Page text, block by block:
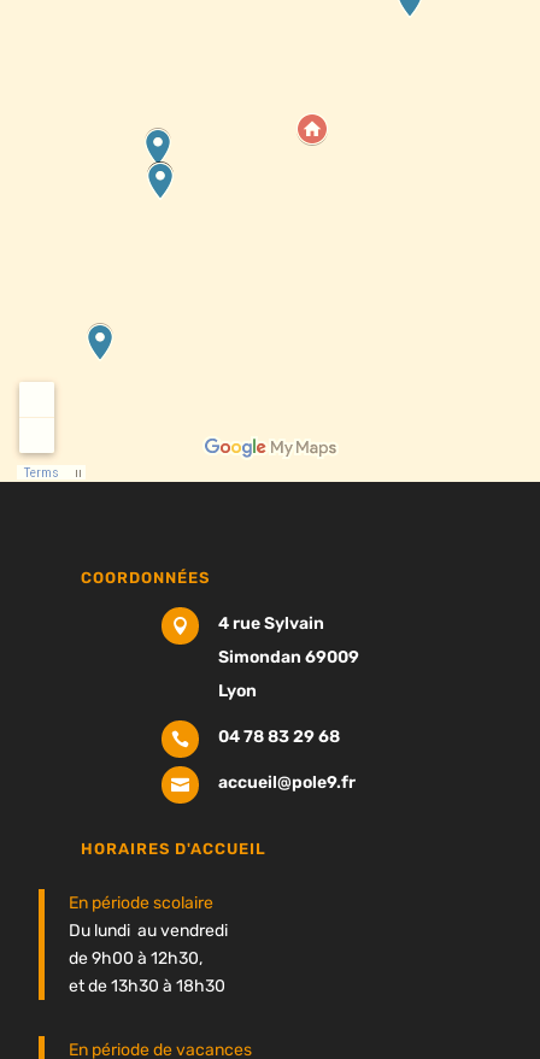
COORDONNÉES

4 rue Sylvain
Simondan 69009
Lyon
 04 78 83 29 68
 accueil@pole9.fr
HORAIRES D'ACCUEIL
En période scolaire
Du lundi au vendredi
de 9h00 à 12h30,
et de 13h30 à 18h30
En période de vacances